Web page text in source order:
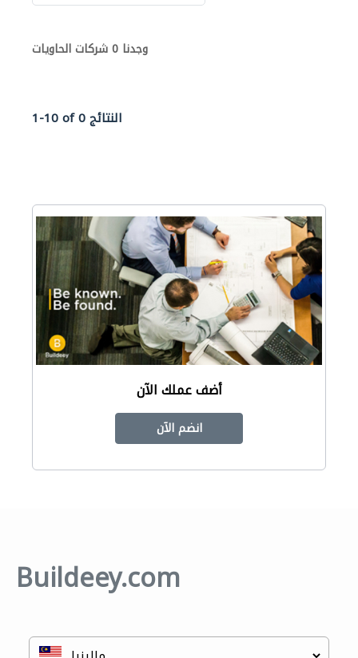
وجدنا 0 شركات الحاويات
1-10 of 0 النتائج
أضف عملك الآن
انضم الآن
Buildeey.com